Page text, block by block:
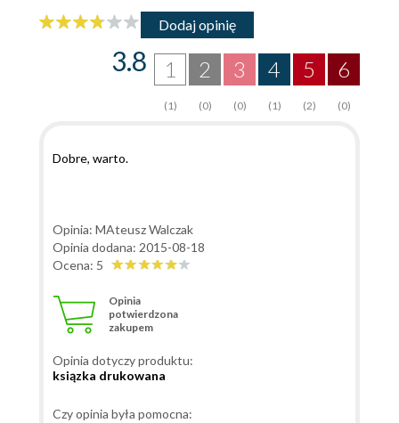
Dodaj opinię
6
(0)
5
(2)
4
(1)
3
(0)
2
(0)
1
(1)
3.8
Dobre, warto.
Opinia: MAteusz Walczak
Opinia dodana: 2015-08-18
Ocena: 5
Opinia
potwierdzona
zakupem
Opinia dotyczy produktu:
ksiązka drukowana
Czy opinia była pomocna: